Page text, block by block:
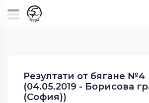
Резултати от бягане №4
(04.05.2019 - Борисова
(София))